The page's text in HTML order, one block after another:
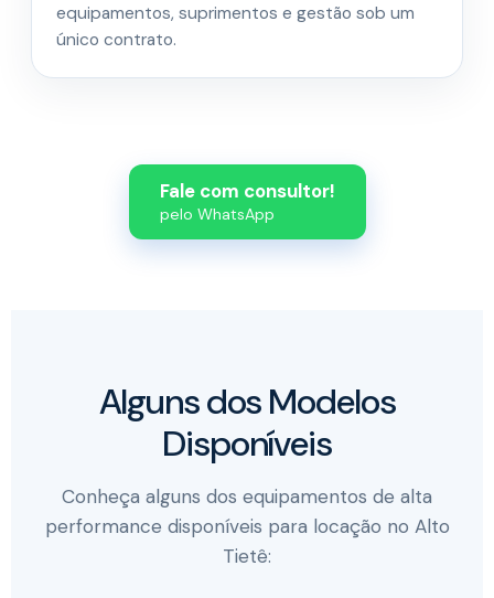
equipamentos, suprimentos e gestão sob um
único contrato.
Fale com consultor!
pelo WhatsApp
Alguns dos Modelos
Disponíveis
Conheça alguns dos equipamentos de alta
performance disponíveis para locação no Alto
Tietê: